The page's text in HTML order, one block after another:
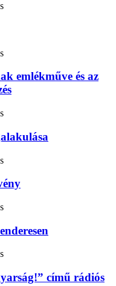
emlékműve és az
című rádiós